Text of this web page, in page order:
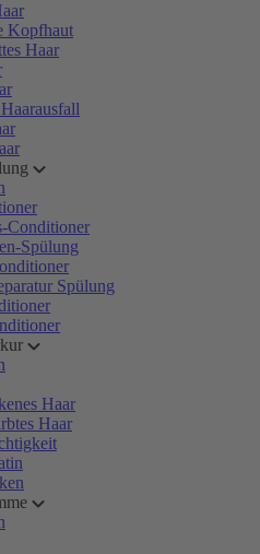
Kopfhaut
Haar
Conditioner
Spülung
Spülung
Haar
Haar